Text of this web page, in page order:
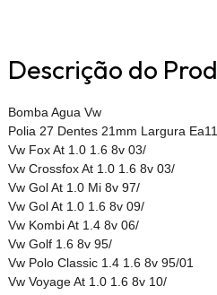
Descrição do
Bomba Agua Vw
Polia 27 Dentes 21mm Largura
Vw Fox At 1.0 1.6 8v 03/
Vw Crossfox At 1.0 1.6 8v 03/
Vw Gol At 1.0 Mi 8v 97/
Vw Gol At 1.0 1.6 8v 09/
Vw Kombi At 1.4 8v 06/
Vw Golf 1.6 8v 95/
Vw Polo Classic 1.4 1.6 8v 95/01
Vw Voyage At 1.0 1.6 8v 10/